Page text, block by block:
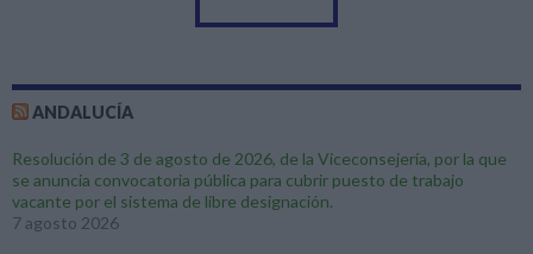
ANDALUCÍA
Resolución de 3 de agosto de 2026, de la Viceconsejería, por la que
se anuncia convocatoria pública para cubrir puesto de trabajo
vacante por el sistema de libre designación.
7 agosto 2026